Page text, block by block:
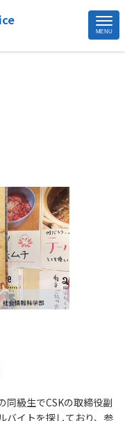
MENU
同級生でCSKの取締役副
バイトを探しており、参